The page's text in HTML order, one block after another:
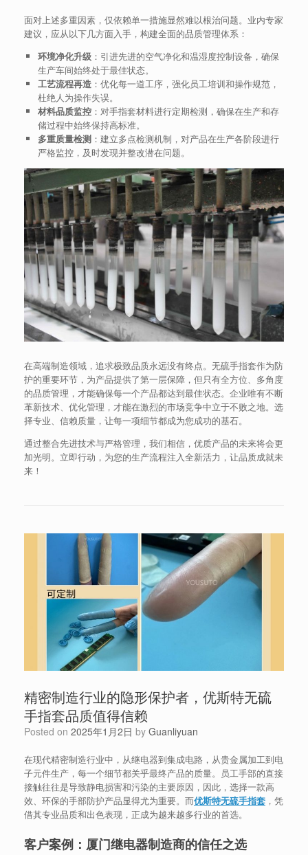
面对上述多重因素，仅依赖单一措施显然难以根治问题。业内专家
建议，应从以下几方面入手，构建全面的品质管理体系：
环境净化升级：引进先进的空气净化和温湿度控制设备，确保
生产车间始终处于最佳状态。
工艺流程再造：优化每一道工序，强化员工培训和操作规范，
杜绝人为操作失误。
材料品质监控：对手指套材料进行定期检测，确保在生产和存
储过程中始终保持高标准。
多重质量检测：建立多点检测机制，对产品在生产各阶段进行
严格监控，及时发现并整改潜在问题。
在高端制造领域，追求极致品质永远没有终点。无硫手指套作为防
护的重要环节，为产品提供了第一层保障，但只有全方位、多角度
的品质管理，才能确保每一个产品都达到最佳状态。企业唯有不断
革新技术、优化管理，才能在激烈的市场竞争中立于不败之地。选
择专业、信赖质量，让每一项细节都成为您成功的基石。
通过整合先进技术与严格管理，我们相信，优质产品的未来将会更
加光明。立即行动，为您的生产流程注入全新活力，让品质成就未
来！
精密制造行业的隐形保护者，优斯特无硫
手指套品质值得信赖
Posted on 2025年1月2日 by Guanliyuan
在现代精密制造行业中，从继电器到集成电路，从贵金属加工到电
子元件生产，每一个细节都关乎最终产品的质量。员工手部的直接
接触往往是导致静电损害和污染的主要原因，因此，选择一款高
效、环保的手部防护产品显得尤为重要。而优斯特无硫手指套 ，凭
借其专业品质和出色表现，正成为越来越多行业的首选。
客户案例：厦门继电器制造商的信任之选